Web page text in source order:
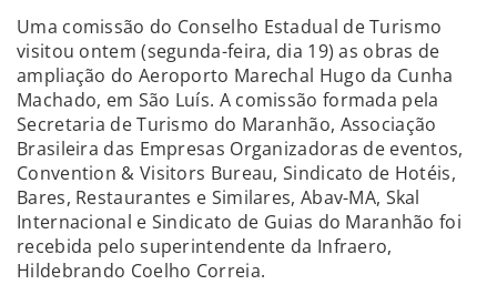
Uma comissão do Conselho Estadual de Turismo
visitou ontem (segunda-feira, dia 19) as obras de
ampliação do Aeroporto Marechal Hugo da Cunha
Machado, em São Luís. A comissão formada pela
Secretaria de Turismo do Maranhão, Associação
Brasileira das Empresas Organizadoras de eventos,
Convention & Visitors Bureau, Sindicato de Hotéis,
Bares, Restaurantes e Similares, Abav-MA, Skal
Internacional e Sindicato de Guias do Maranhão foi
recebida pelo superintendente da Infraero,
Hildebrando Coelho Correia.